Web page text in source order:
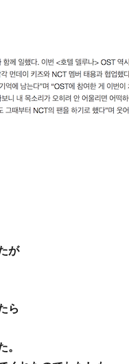
が
ら
。